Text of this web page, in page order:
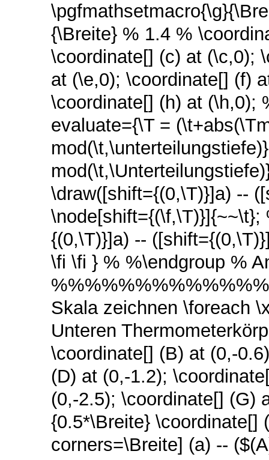
{\Breite} % 1.4 %
\coordinate[] (c) at (\c,0);
at (\e,0); \coordinate[] (f)
\coordinate[] (h) at (\h,0);
evaluate={\T =
\draw([shift={(0,\T)}]a) --
{(0,\T)}]a) --
\fi \fi } % %\endgroup %
Skala zeichnen \foreach
Unteren
\coordinate[] (B) at (0,-
(D) at (0,-1.2);
(0,-2.5); \coordinate[] (G)
{0.5*\Breite} \coordinate[]
corners=\Breite] (a) --